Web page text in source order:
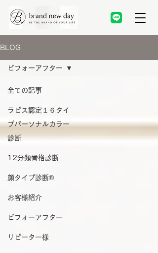
BLOG
全ての記事
ラピス認定１６タイ
プパーソナルカラー
診断
12分類骨格診断
顔タイプ診断®️
お客様紹介
ビフォーアフター
リピーター様
ビフォーアフター